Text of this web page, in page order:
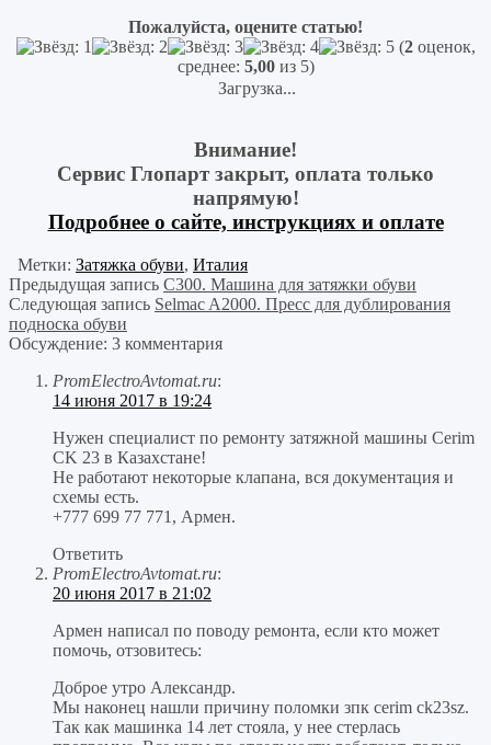
Пожалуйста, оцените статью!
(2оценок,
среднее: 5,00из 5)
Загрузка...
Внимание!
Сервис Глопарт закрыт, оплата только
напрямую!
Подробнее о сайте, инструкциях и оплате
Метки: Затяжка обуви, Италия
Предыдущая запись С300. Машина для затяжки обуви
Следующая запись Selmac A2000. Пресс для дублирования
подноска обуви
Обсуждение: 3 комментария
PromElectroAvtomat.ru:
14 июня 2017 в 19:24
Нужен специалист по ремонту затяжной машины Cerim
CK 23 в Казахстане!
Не работают некоторые клапана, вся документация и
схемы есть.
+777 699 77 771, Армен.
Ответить
PromElectroAvtomat.ru:
20 июня 2017 в 21:02
Армен написал по поводу ремонта, если кто может
помочь, отзовитесь:
Доброе утро Александр.
Мы наконец нашли причину поломки зпк cerim ck23sz.
Так как машинка 14 лет стояла, у нее стерлась